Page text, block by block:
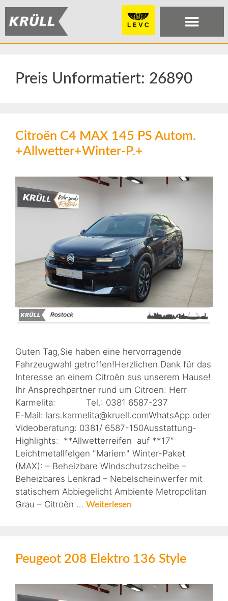
Preis Unformatiert: 26890
Citroën C4 MAX 145 PS Autom.
+Allwetter+Winter-P.+
Guten Tag,Sie haben eine hervorragende
Fahrzeugwahl getroffen!Herzlichen Dank für das
Interesse an einem Citroën aus unserem Hause!
Ihr Ansprechpartner rund um Citroen: Herr
Karmelita: Tel.: 0381 6587-237
E-Mail: lars.karmelita@kruell.comWhatsApp oder
Videoberatung: 0381/ 6587-150Ausstattung-
Highlights: **Allwetterreifen auf **17"
Leichtmetallfelgen "Mariem" Winter-Paket
(MAX): – Beheizbare Windschutzscheibe –
Beheizbares Lenkrad – Nebelscheinwerfer mit
statischem Abbiegelicht Ambiente Metropolitan
Grau – Citroën … Weiterlesen
Peugeot 208 Elektro 136 Style